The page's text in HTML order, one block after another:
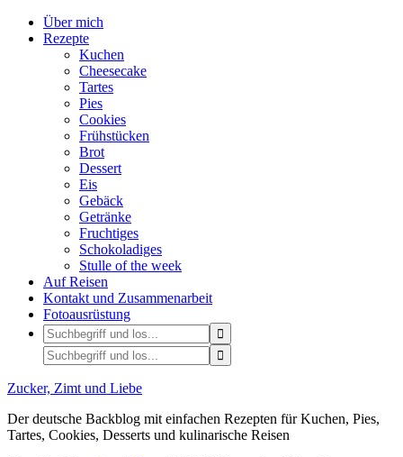
Über mich
Rezepte
Kuchen
Cheesecake
Tartes
Pies
Cookies
Frühstücken
Brot
Dessert
Eis
Gebäck
Getränke
Fruchtiges
Schokoladiges
Stulle of the week
Auf Reisen
Kontakt und Zusammenarbeit
Fotoausrüstung
Zucker, Zimt und Liebe
Der deutsche Backblog mit einfachen Rezepten für Kuchen, Pies,
Tartes, Cookies, Desserts und kulinarische Reisen